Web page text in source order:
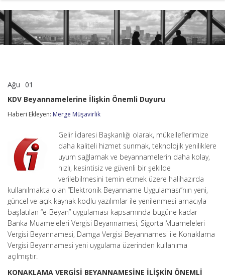
Ağu 01
İlişkin
Önemli
Duyuru
KDV Beyannamelerine İlişkin Önemli Duyuru
Haberi Ekleyen: Merge Müşavirlik
Gelir İdaresi Başkanlığı olarak, mükelleflerimize
daha kaliteli hizmet sunmak, teknolojik yeniliklere
uyum sağlamak ve beyannamelerin daha kolay,
hızlı, kesintisiz ve güvenli bir şekilde
verilebilmesini temin etmek üzere halihazırda
kullanılmakta olan “Elektronik Beyanname Uygulaması”nın yeni,
güncel ve açık kaynak kodlu yazılımlar ile yenilenmesi amacıyla
başlatılan “e-Beyan” uygulaması kapsamında bugüne kadar
Banka Muameleleri Vergisi Beyannamesi, Sigorta Muameleleri
Vergisi Beyannamesi, Damga Vergisi Beyannamesi ile Konaklama
Vergisi Beyannamesi yeni uygulama üzerinden kullanıma
açılmıştır.
KONAKLAMA VERGİSİ BEYANNAMESİNE İLİŞKİN ÖNEMLİ